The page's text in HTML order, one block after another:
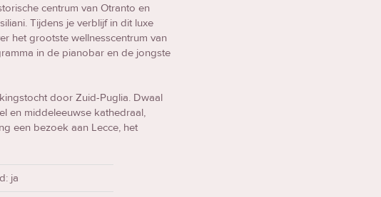
centrum van Otranto en
Tijdens je verblijf in dit luxe
het grootste wellnesscentrum van
in de pianobar en de jongste
door Zuid-Puglia. Dwaal
en middeleeuwse kathedraal,
een bezoek aan Lecce, het
ja